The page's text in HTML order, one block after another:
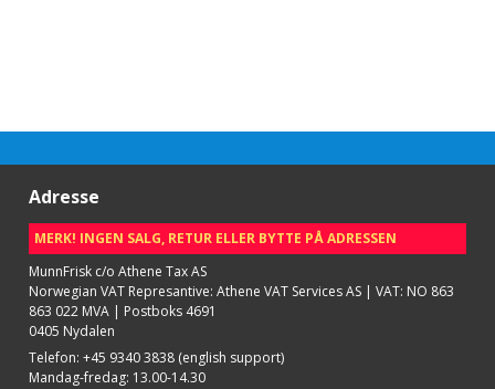
Adresse
MERK! INGEN SALG, RETUR ELLER BYTTE PÅ ADRESSEN
MunnFrisk c/o Athene Tax AS
Norwegian VAT Represantive: Athene VAT Services AS | VAT: NO 863
863 022 MVA | Postboks 4691
0405 Nydalen
Telefon: +45 9340 3838 (english support)
Mandag-fredag: 13.00-14.30